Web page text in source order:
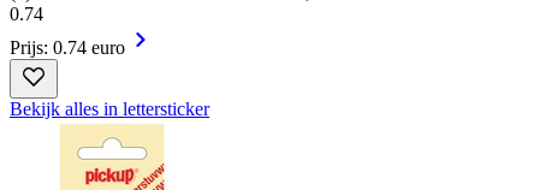
0.74
Prijs: 0.74 euro
Bekijk alles in lettersticker